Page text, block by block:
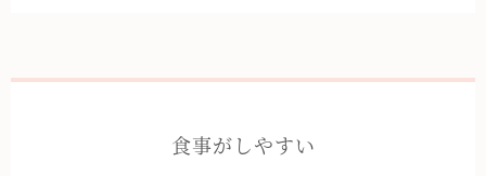
食事がしやすい